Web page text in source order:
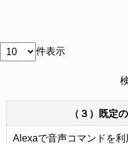
件表示
（３）既定
Alexaで音声コマンドを